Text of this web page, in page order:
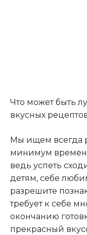
Что может быть
вкусных
Мы ищем всегда
минимум
ведь успеть
детям, себе
разрешите
требует к себе
окончанию
прекрасный